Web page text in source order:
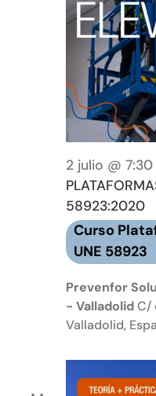
Tienda online
2 julio @
58923:2020
Curso
UNE 58923
Prevenfor
- ValladolidC/
Valladolid,